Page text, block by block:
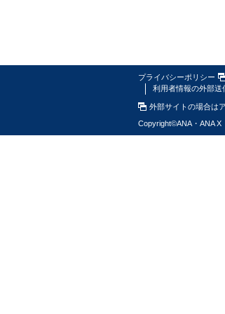
プライバシーポリシー
利用者情報の外部送
外部サイトの場合は
Copyright©ANA・ANA X